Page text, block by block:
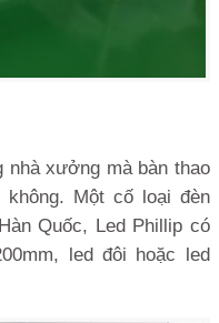
nhà xưởng mà bàn thao
Một cố loại đèn
Quốc, Led Phillip có
led đôi hoặc led